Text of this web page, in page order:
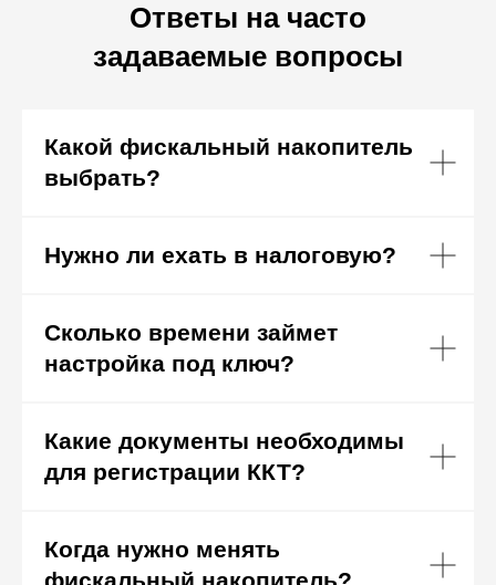
Ответы на часто
задаваемые вопросы
Какой фискальный накопитель
выбрать?
Нужно ли ехать в налоговую?
Сколько времени займет
настройка под ключ?
Какие документы необходимы
для регистрации ККТ?
Когда нужно менять